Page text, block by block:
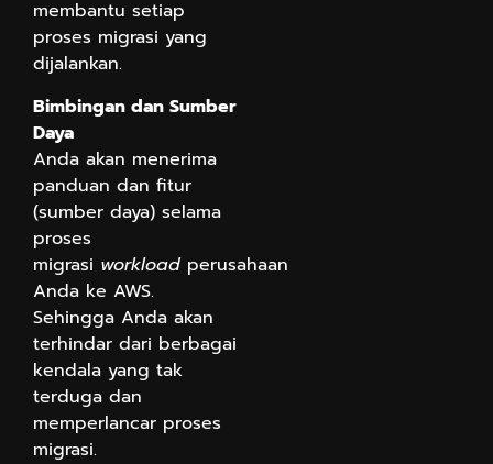
membantu setiap
proses migrasi yang
dijalankan.
Bimbingan dan Sumber
Daya
Anda akan menerima
panduan dan fitur
(sumber daya) selama
proses
migrasi workload perusahaan
Anda ke AWS.
Sehingga Anda akan
terhindar dari berbagai
kendala yang tak
terduga dan
memperlancar proses
migrasi.